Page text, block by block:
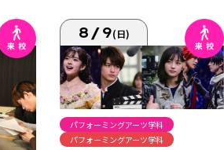
8/9(日)
パフォーミングアーツ学科
パフォーミングアーツ学科